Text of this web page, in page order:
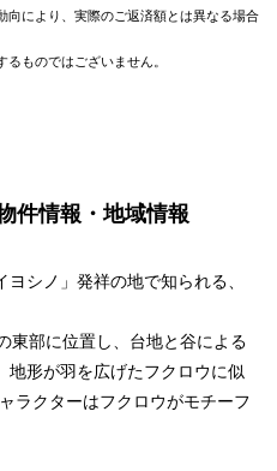
により、実際のご返済額とは異なる場合
ものではございません。
件情報・地域情報
シノ」発祥の地で知られる、
東部に位置し、台地と谷による
地形が羽を広げたフクロウに似
ラクターはフクロウがモチーフ